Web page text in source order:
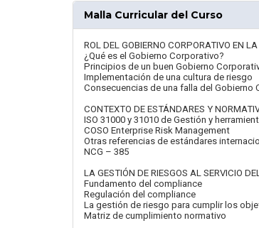
Malla Curricular del Curso
ROL DEL GOBIERNO CORPORATIVO EN
¿Qué es el Gobierno Corporativo?
Principios de un buen Gobierno
Implementación de una cultura de riesgo
Consecuencias de una falla del Gobierno
CONTEXTO DE ESTÁNDARES Y
ISO 31000 y 31010 de Gestión y
COSO Enterprise Risk Management
Otras referencias de estándares
NCG – 385
LA GESTIÓN DE RIESGOS AL SERVICIO
Fundamento del compliance
Regulación del compliance
La gestión de riesgo para cumplir los
Matriz de cumplimiento normativo